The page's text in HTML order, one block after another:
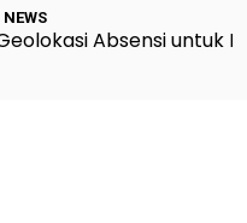
Absensi untuk